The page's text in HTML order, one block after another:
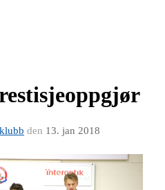
den 13. jan 2018